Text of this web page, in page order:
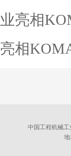
亮相
相
中国工程机械
地